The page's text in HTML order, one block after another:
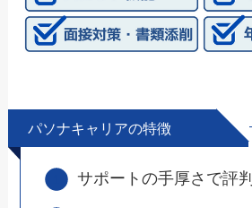
パソナキャリアの特徴
サポートの手厚さで評判